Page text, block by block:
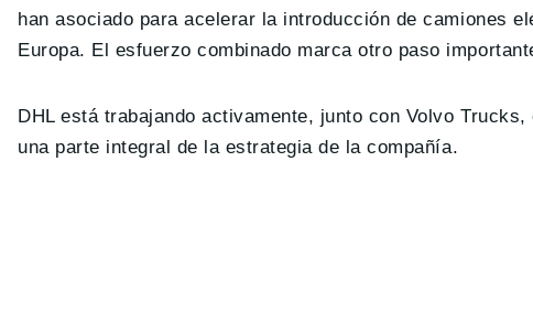
han asociado para acelerar la introducción de camiones
Europa. El esfuerzo combinado marca otro paso
DHL está trabajando activamente, junto con Volvo Trucks,
una parte integral de la estrategia de la compañía.